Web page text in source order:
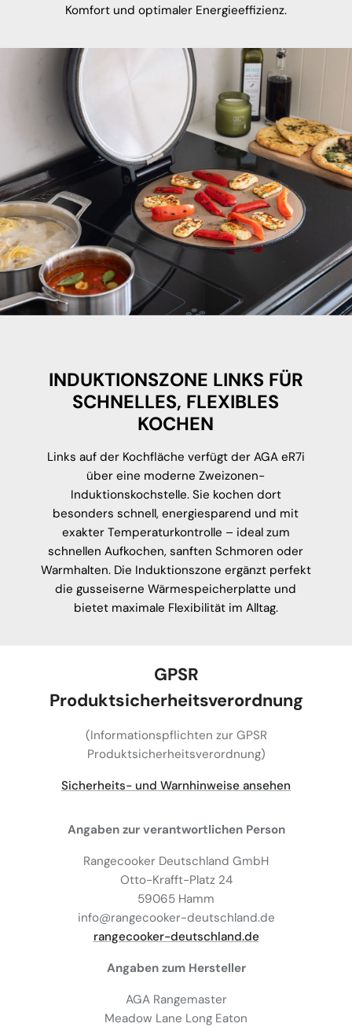
Komfort und optimaler Energieeffizienz.
INDUKTIONSZONE LINKS FÜR
SCHNELLES, FLEXIBLES
KOCHEN
Links auf der Kochfläche verfügt der AGA eR7i
über eine moderne Zweizonen-
Induktionskochstelle. Sie kochen dort
besonders schnell, energiesparend und mit
exakter Temperaturkontrolle – ideal zum
schnellen Aufkochen, sanften Schmoren oder
Warmhalten. Die Induktionszone ergänzt perfekt
die gusseiserne Wärmespeicherplatte und
bietet maximale Flexibilität im Alltag.
GPSR
Produktsicherheitsverordnung
(Informationspflichten zur GPSR
Produktsicherheitsverordnung)
Sicherheits- und Warnhinweise ansehen
Angaben zur verantwortlichen Person
Rangecooker Deutschland GmbH
Otto-Krafft-Platz 24
59065 Hamm
info@rangecooker-deutschland.de
rangecooker-deutschland.de
Angaben zum Hersteller
AGA Rangemaster
Meadow Lane Long Eaton